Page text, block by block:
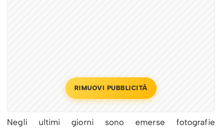
RIMUOVI PUBBLICITÀ
Negli ultimi giorni sono emerse fotografie